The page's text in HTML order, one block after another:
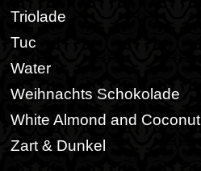
Triolade
Tuc
Water
Weihnachts Schokolade
White Almond and Coconut
Zart & Dunkel